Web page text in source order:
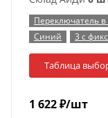
Переключатель
Синий
3 с
Таблица
1 622₽/шт